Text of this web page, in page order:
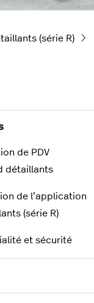
(série R)
de PDV
détaillants
de l’application
(série R)
et sécurité